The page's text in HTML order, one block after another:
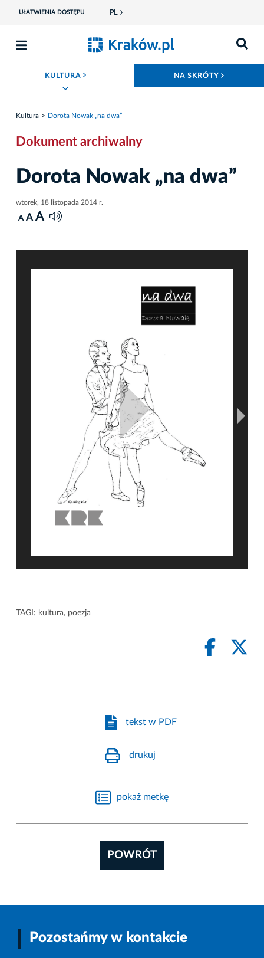
UŁATWIENIA DOSTĘPU PL
KULTURA ROZWIŃ MENU NA SKRÓTY
Kultura Dorota Nowak „na dwa”
Dokument archiwalny
Dorota Nowak „na dwa”
wtorek, 18 listopada 2014 r.
A A A
TAGI: kultura, poezja
tekst w PDF
drukuj
pokaż metkę
POWRÓT
Pozostańmy w kontakcie